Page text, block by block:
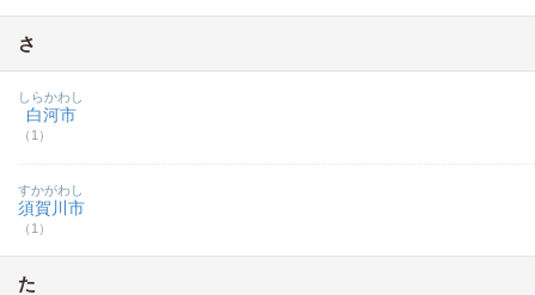
さ
白河市
（1）
しらかわし
須賀川市
（1）
すかがわし
た